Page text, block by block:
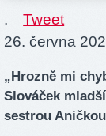
.
Tweet
26. června
„Hrozně mi
Slováček
sestrou